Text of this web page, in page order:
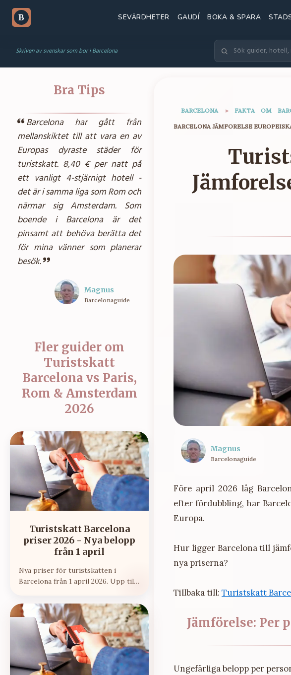
B SEVÄRDHETER GAUDÍ BOKA & SPARA
Skriven av svenskar som bor i Barcelona
Bra Tips
Barcelona har gått från
mellanskiktet till att vara en av
Europas dyraste städer för
turistskatt. 8,40 € per natt på
ett vanligt 4-stjärnigt hotell -
det är i samma liga som Rom och
närmar sig Amsterdam. Som
boende i Barcelona är det
pinsamt att behöva berätta det
för mina vänner som planerar
besök.
Magnus
Barcelonaguide
Fler guider om
Turistskatt
Barcelona vs Paris,
Rom & Amsterdam
2026
Turistskatt Barcelona
priser 2026 - Nya belopp
från 1 april
Nya priser för turistskatten i
Barcelona från 1 april 2026. Upp till
BARCELONA ▸ FAKTA OM
BARCELONA JÄMFORELSE
Magnus
Barcelonaguide
Före april 2026 låg
efter fördubbling, har
Europa.
Hur ligger Barcelona till
nya priserna?
Tillbaka till: Turistskatt
Jämförelse:
Ungefärliga belopp per